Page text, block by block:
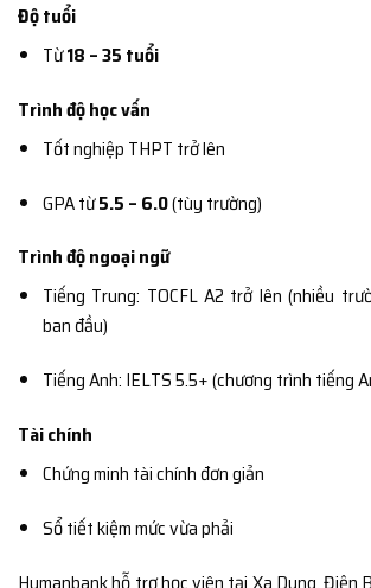
Độ tuổi
Từ18 – 35 tuổi
Trình độ học vấn
Tốt nghiệp THPT trở lên
GPA từ5.5 – 6.0(tùy trường)
Trình độ ngoại ngữ
Tiếng Trung: TOCFL A2 trở lên (nhiều
ban đầu)
Tiếng Anh: IELTS 5.5+ (chương trình tiếng
Tài chính
Chứng minh tài chính đơn giản
Sổ tiết kiệm mức vừa phải